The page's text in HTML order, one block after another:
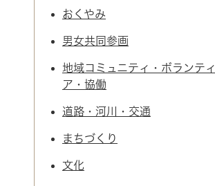
おくやみ
男女共同参画
地域コミュニティ・ボランティ
ア・協働
道路・河川・交通
まちづくり
文化